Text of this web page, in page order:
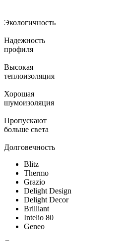
Экологичность
Надежность
профиля
Высокая
теплоизоляция
Хорошая
шумоизоляция
Пропускают
больше света
Долговечность
Blitz
Thermo
Grazio
Delight Design
Delight Decor
Brilliant
Intelio 80
Geneo